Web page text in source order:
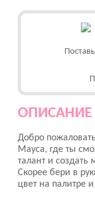
ОПИСАНИЕ
Добро
Мауса, где ты
талант и создать
Скорее бери в
цвет на палитре